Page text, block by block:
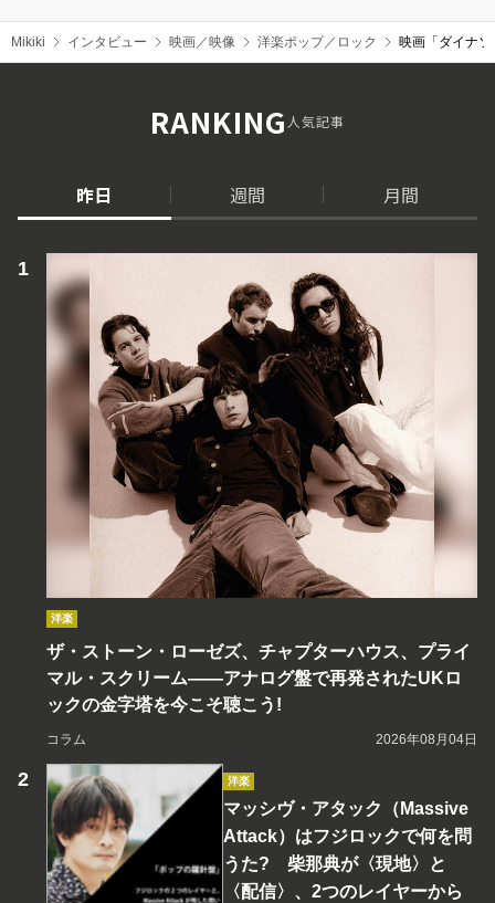
Mikiki インタビュー 映画／映像 洋楽ポップ／ロック 映画「ダイナ
RANKING人気記事
昨日 週間 月間
洋楽
ザ・ストーン・ローゼズ、チャプターハウス、プライ
マル・スクリーム――アナログ盤で再発されたUKロ
ックの金字塔を今こそ聴こう!
コラム 2026年08月04日
洋楽
マッシヴ・アタック（Massive
Attack）はフジロックで何を問
うた? 柴那典が〈現地〉と
〈配信〉、2つのレイヤーから